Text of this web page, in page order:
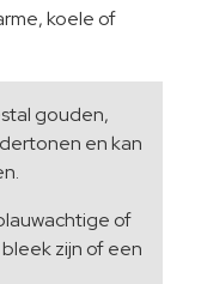
koele of
gouden,
en kan
of
zijn of een